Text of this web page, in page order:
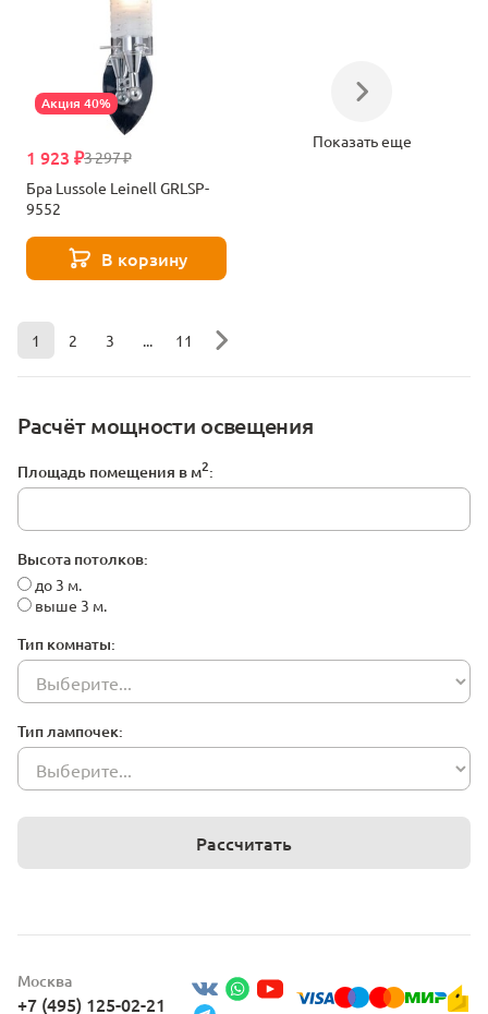
Расчёт мощности освещения
Площадь помещения в м2:
Высота потолков:
до 3 м.
выше 3 м.
Тип комнаты:
Тип лампочек:
Рассчитать
Акция 40%
3 297 ₽
1 923 ₽
Бра Lussole Leinell GRLSP-
9552
В корзину
Показать еще
1 2 3 11
Москва
+7 (495) 125-02-21